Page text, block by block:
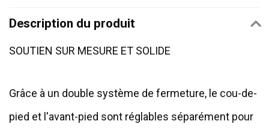
Description du produit
SOUTIEN SUR MESURE ET SOLIDE
Grâce à un double système de fermeture, le cou-de-
pied et l'avant-pied sont réglables séparément pour